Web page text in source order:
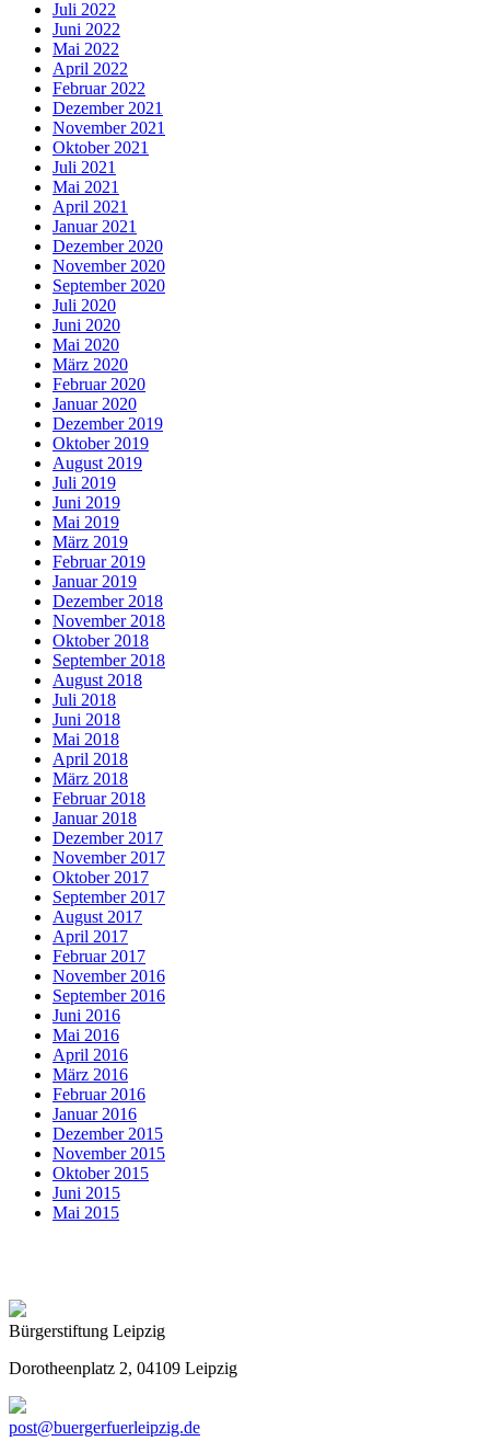
Juli 2022
Juni 2022
Mai 2022
April 2022
Februar 2022
Dezember 2021
November 2021
Oktober 2021
Juli 2021
Mai 2021
April 2021
Januar 2021
Dezember 2020
November 2020
September 2020
Juli 2020
Juni 2020
Mai 2020
März 2020
Februar 2020
Januar 2020
Dezember 2019
Oktober 2019
August 2019
Juli 2019
Juni 2019
Mai 2019
März 2019
Februar 2019
Januar 2019
Dezember 2018
November 2018
Oktober 2018
September 2018
August 2018
Juli 2018
Juni 2018
Mai 2018
April 2018
März 2018
Februar 2018
Januar 2018
Dezember 2017
November 2017
Oktober 2017
September 2017
August 2017
April 2017
Februar 2017
November 2016
September 2016
Juni 2016
Mai 2016
April 2016
März 2016
Februar 2016
Januar 2016
Dezember 2015
November 2015
Oktober 2015
Juni 2015
Mai 2015
Bürgerstiftung Leipzig
Dorotheenplatz 2, 04109 Leipzig
post@buergerfuerleipzig.de